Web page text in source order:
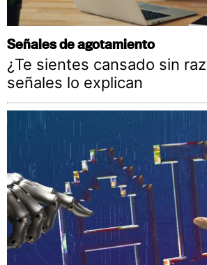
Señales de agotamiento
¿Te sientes cansado sin
señales lo explican